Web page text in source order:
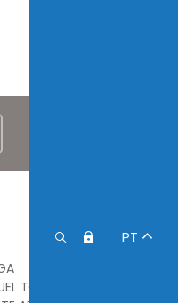
PT
TORGA)